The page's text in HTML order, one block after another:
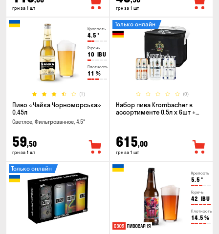
грн за 1 шт грн за 1 шт
Крепость
4.5 °
Горечь
10 IBU
Плотность
11 %
(1)
Пиво «Чайка Чорноморська»
0.45л
Светлое, Фильтрованное, 4.5°
59,50
грн за 1 шт
(0)
Только онлайн
Набор пива Krombacher в
ассортименте 0.5л х 6шт +
615,00
грн за 1 шт
Только онлайн
Крепость
5.5 °
Горечь
42 IBU
Плотность
14.5 %